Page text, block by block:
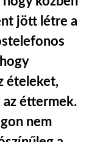
jött létre a
ételeket,
az éttermek.
nem